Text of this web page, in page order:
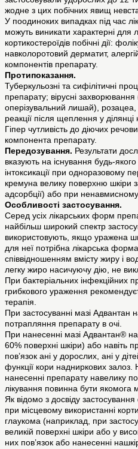
жодне з цих побічних явищ
У поодиноких випадках під час
можуть виникати характерні для
кортикостероїдів побічні дії:
навколоротовий дерматит,
компонентів препарату.
Протипоказання.
Туберкульозні та сифілітичні
препарату; вірусні
оперізувальний лишай),
реакції після щеплення у
Гіпер чутливість до діючих
компонента препарату.
Передозування. Результати
вказують на існування будь-
інтоксикації при одноразовому
кремуна велику поверхню
адсорбції) або при
Особливості застосування.
Серед усіх лікарських форм
найбільш широкий спектр
використовують, якщо уражена
для неї потрібна лікарська
співвідношенням вмісту жиру і
легку жиро насичуючу дію, не
При бактеріальних інфекційних
грибкового ураження
терапія.
При застосуванні мазі Адвантан
потрапляння препарату в очі.
При нанесенні мазі Адвантан®
60% поверхні шкіри) або навіть
пов’язок ані у дорослих, ані у
функції кори надниркових
нанесенні препарату навелику
лікування повинна бути
Як відомо з досвіду
при місцевому використанні
глаукома (наприклад, при
великій поверхні шкіри або у
них пов’язок або нанесенні